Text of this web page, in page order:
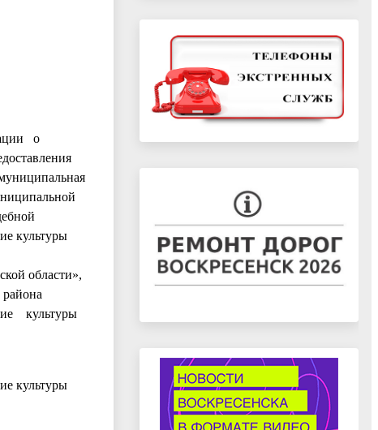
о
культуры
области»,
культуры
культуры